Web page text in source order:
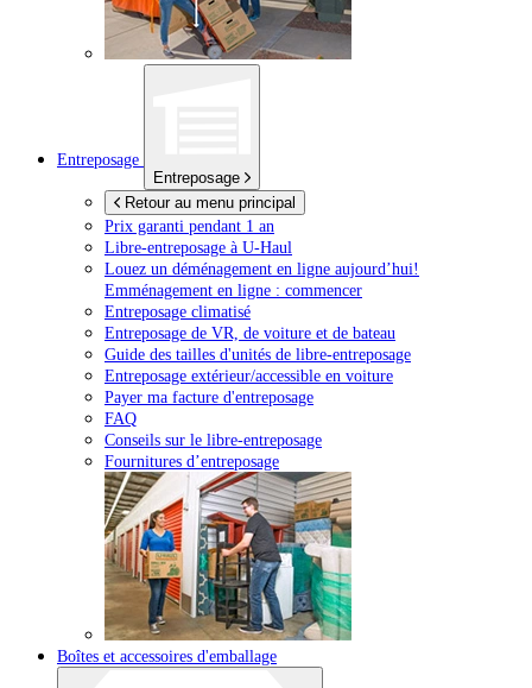
Entreposage
Entreposage
Retour au menu principal
Prix garanti pendant 1 an
Libre-entreposage à U-Haul
Louez un déménagement en ligne aujourd’hui!
Emménagement en ligne : commencer
Entreposage climatisé
Entreposage de VR, de voiture et de bateau
Guide des tailles d'unités de libre-entreposage
Entreposage extérieur/accessible en voiture
Payer ma facture d'entreposage
FAQ
Conseils sur le libre-entreposage
Fournitures d’entreposage
Boîtes et accessoires d'emballage